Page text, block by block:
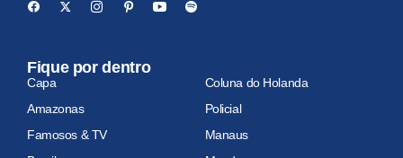
Fique por dentro
Capa
Coluna do Holanda
Amazonas
Policial
Famosos & TV
Manaus